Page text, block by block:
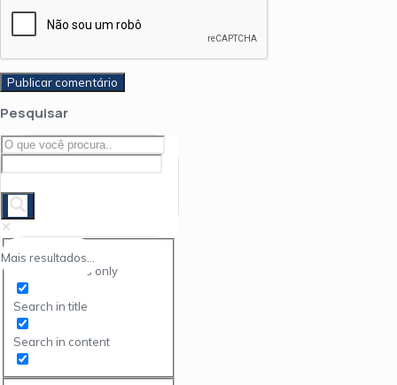
Pesquisar
Mais resultados...
Exact matches only
Search in title
Search in content